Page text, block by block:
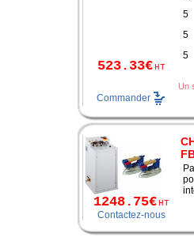
5
5
5
523.33€ HT
Un
Commander
1248.75€ HT
Contactez-nous